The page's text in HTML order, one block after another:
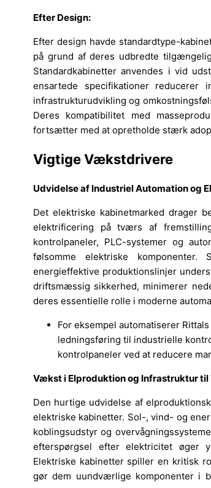
Efter Design:
Efter design havde standardtype-
på grund af deres udbredte
Standardkabinetter anvendes i vid
ensartede specifikationer reducerer
infrastrukturudvikling og
Deres kompatibilitet med
fortsætter med at opretholde stærk
Vigtige Vækstdrivere
Udvidelse af Industriel Automation og
Det elektriske kabinetmarked drager
elektrificering på tværs af
kontrolpaneler, PLC-systemer og
følsomme elektriske
energieffektive produktionslinjer
driftsmæssig sikkerhed, minimerer
deres essentielle rolle i moderne
For eksempel automatiserer
ledningsføring til industrielle
kontrolpaneler ved at reducere
Vækst i Elproduktion og Infrastruktur til
Den hurtige udvidelse af
elektriske kabinetter. Sol-, vind- og
koblingsudstyr og
efterspørgsel efter elektricitet øger
Elektriske kabinetter spiller en kritisk
gør dem uundværlige komponenter i